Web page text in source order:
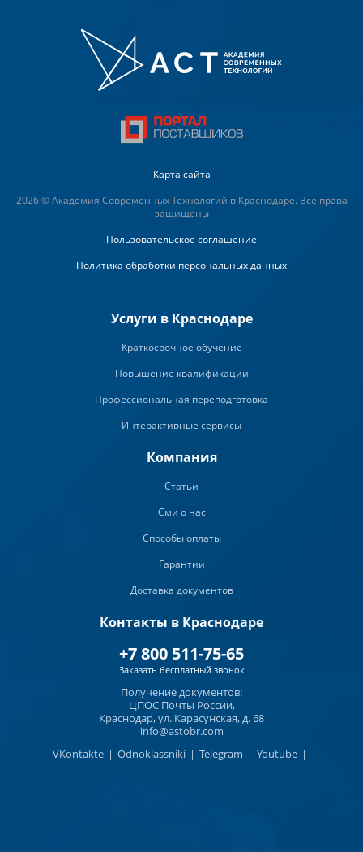
Карта сайта
2026 © Академия Современных Технологий в Краснодаре. Все права
защищены
Пользовательское соглашение
Политика обработки персональных данных
Услуги в Краснодаре
Краткосрочное обучение
Повышение квалификации
Профессиональная переподготовка
Интерактивные сервисы
Компания
Статьи
Сми о нас
Способы оплаты
Гарантии
Доставка документов
Контакты в Краснодаре
+7 800 511-75-65
Заказать бесплатный звонок
Получение документов:
ЦПОС Почты России,
Краснодар, ул. Карасунская, д. 68
info@astobr.com
VKontakte | Odnoklassniki | Telegram | Youtube |